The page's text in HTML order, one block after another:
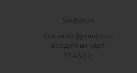
Кожаный футляр для
кредитных карт
35 450 ₽